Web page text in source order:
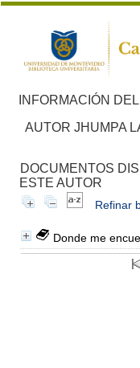
INFORMACIÓN
AUTOR JHUMPA
DOCUMENTOS
ESTE AUTOR
Refinar
Donde me